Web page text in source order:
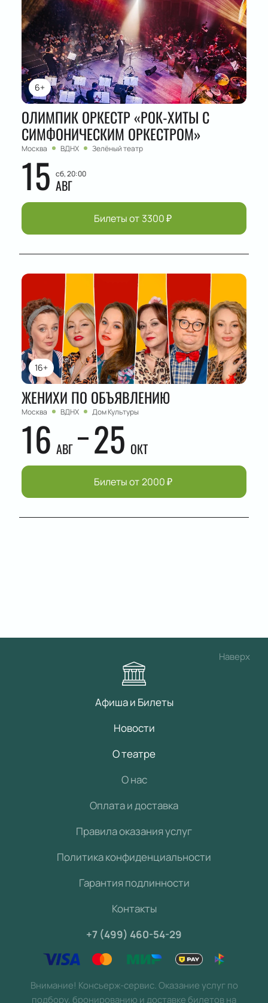
6+
ОЛИМПИК ОРКЕСТР «РОК-ХИТЫ С
СИМФОНИЧЕСКИМ ОРКЕСТРОМ»
Москва ВДНХ Зелёный театр
15 сб, 20:00
АВГ
Билеты от 3300₽
16+
ЖЕНИХИ ПО ОБЪЯВЛЕНИЮ
Москва ВДНХ Дом Культуры
16 АВГ 25 ОКТ
Билеты от 2000₽
Наверх
Афиша и Билеты
Новости
О театре
О нас
Оплата и доставка
Правила оказания услуг
Политика конфиденциальности
Гарантия подлинности
Контакты
+7 (499) 460-54-29
Внимание! Консьерж-сервис. Оказание услуг по
подбору, бронированию и доставке билетов на